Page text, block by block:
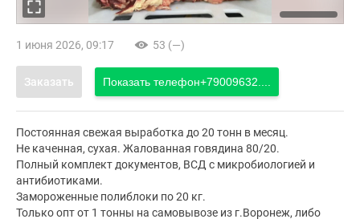
1 июня 2026, 09:17 53 (—)
Заказать Показать телефон+79009632....
Постоянная свежая выработка до 20 тонн в месяц.
Не каченная, сухая. Жалованная говядина 80/20.
Полный комплект документов, ВСД с микробиологией и
антибиотиками.
Замороженные полиблоки по 20 кг.
Только опт от 1 тонны на самовывозе из г.Воронеж, либо